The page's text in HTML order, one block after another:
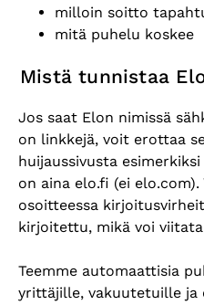
milloin soitto
mitä puhelu koskee
Mistä tunnistaa
Jos saat Elon nimissä
on linkkejä, voit erottaa
huijaussivusta
on aina elo.fi (ei
osoitteessa
kirjoitettu, mikä voi
Teemme automaattisia
yrittäjille, vakuutetuille ja